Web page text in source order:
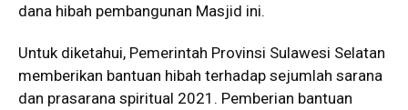
dana hibah pembangunan Masjid ini.
Untuk diketahui, Pemerintah Provinsi Sulawesi Selatan
memberikan bantuan hibah terhadap sejumlah sarana
dan prasarana spiritual 2021. Pemberian bantuan